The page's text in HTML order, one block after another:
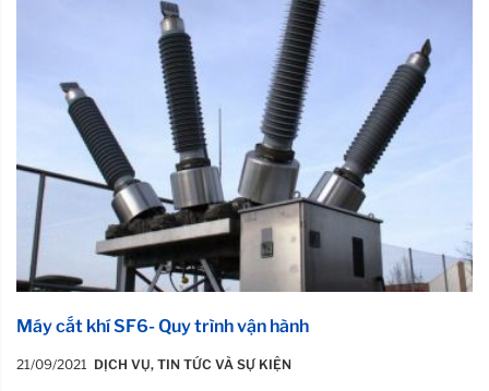
Máy cắt khí SF6- Quy trình vận hành
21/09/2021 DỊCH VỤ, TIN TỨC VÀ SỰ KIỆN